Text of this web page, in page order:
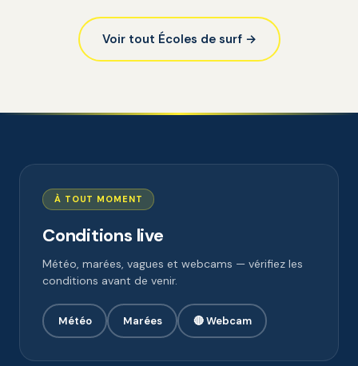
Voir tout Écoles de surf →
À TOUT MOMENT
Conditions live
Météo, marées, vagues et webcams — vérifiez les
conditions avant de venir.
Météo Marées 🔴 Webcam